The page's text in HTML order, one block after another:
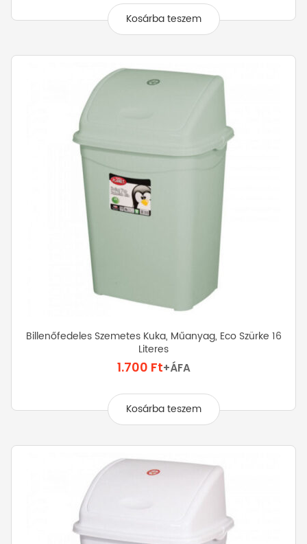
Kosárba teszem
Billenőfedeles Szemetes Kuka, Műanyag, Eco Szürke 16
Literes
1.700 Ft+ÁFA
Kosárba teszem